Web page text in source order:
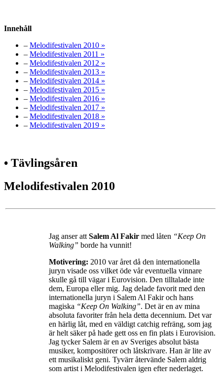
Innehåll
– Melodifestivalen 2010 »
– Melodifestivalen 2011 »
– Melodifestivalen 2012 »
– Melodifestivalen 2013 »
– Melodifestivalen 2014 »
– Melodifestivalen 2015 »
– Melodifestivalen 2016 »
– Melodifestivalen 2017 »
– Melodifestivalen 2018 »
– Melodifestivalen 2019 »
• Tävlingsåren
Melodifestivalen 2010
Jag anser att Salem Al Fakir med låten “Keep On
Walking” borde ha vunnit!
Motivering: 2010 var året då den internationella
juryn visade oss vilket öde vår eventuella vinnare
skulle gå till vägar i Eurovision. Den tilltalade inte
dem, Europa eller mig. Jag delade favorit med den
internationella juryn i Salem Al Fakir och hans
magiska “Keep On Walking”. Det är en av mina
absoluta favoriter från hela detta decennium. Det var
en härlig låt, med en väldigt catchig refräng, som jag
är helt säker på hade gett oss en fin plats i Eurovision.
Jag tycker Salem är en av Sveriges absolut bästa
musiker, kompositörer och låtskrivare. Han är lite av
ett musikaliskt geni. Tyvärr återvände Salem aldrig
som artist i Melodifestivalen igen efter nederlaget.